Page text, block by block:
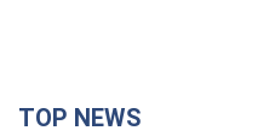
TOP NEWS